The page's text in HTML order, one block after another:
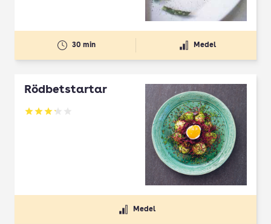
30 min Medel
Rödbetstartar
Betyg: 3.21 av 5
Medel